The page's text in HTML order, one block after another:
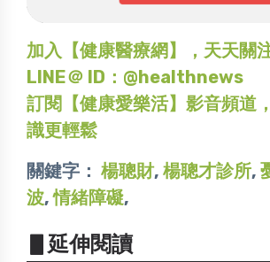
加入【健康醫療網】，天天關
LINE＠ ID：@healthnews
訂閱【健康愛樂活】影音頻道
識更輕鬆
關鍵字： 楊聰財, 楊聰才診所,
波,情緒障礙,
▋延伸閱讀